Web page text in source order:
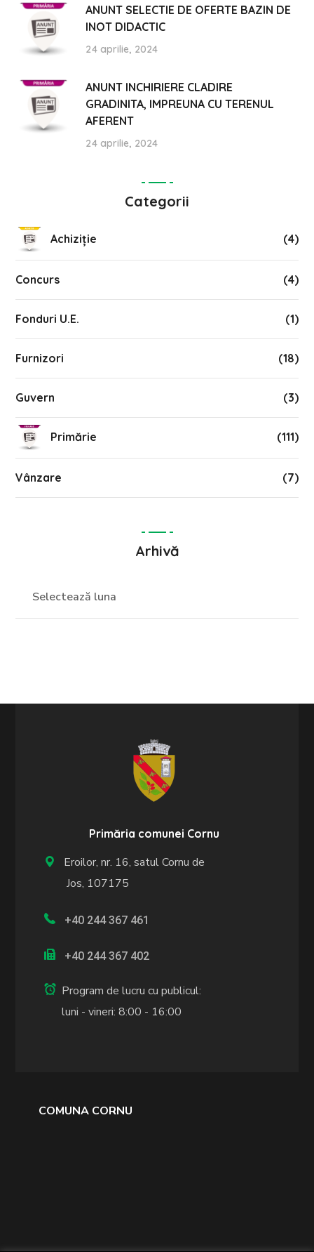
ANUNT SELECTIE DE OFERTE BAZIN DE
INOT DIDACTIC
24 aprilie, 2024
ANUNT INCHIRIERE CLADIRE
GRADINITA, IMPREUNA CU TERENUL
AFERENT
24 aprilie, 2024
Categorii
Achiziție (4)
Concurs (4)
Fonduri U.E. (1)
Furnizori (18)
Guvern (3)
Primărie (111)
Vânzare (7)
Arhivă
Primăria comunei Cornu
Eroilor, nr. 16, satul Cornu de
Jos, 107175
+40 244 367 461
+40 244 367 402
Program de lucru cu publicul:
luni - vineri: 8:00 - 16:00
COMUNA CORNU